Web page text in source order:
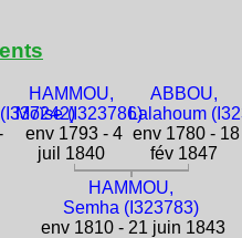
HAMMOU,
Moïse (I323786)
env 1793 - 4
juil 1840
ABBOU,
Lalahoum
env 1780 - 18
fév 1847
HAMMOU,
Semha (I323783)
env 1810 - 21 juin 1843